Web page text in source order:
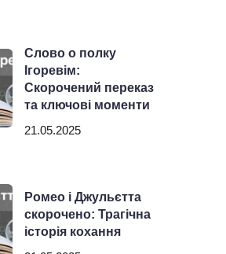
Слово о полку
Ігоревім:
Скорочений переказ
та ключові моменти
21.05.2025
Ромео і Джульєтта
скорочено: Трагічна
історія кохання